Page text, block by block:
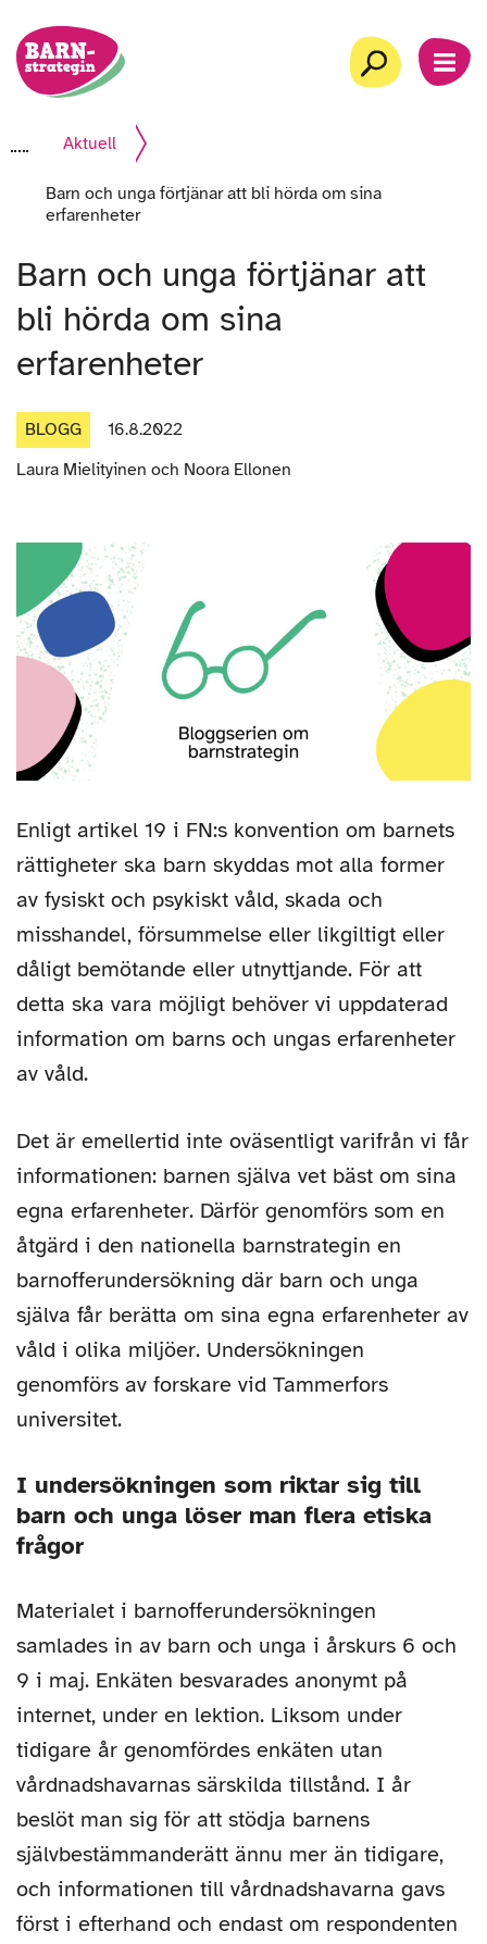
till
innehåll
Startsida
Sök
Aktuell
Barn och unga förtjänar att bli hörda om sina
erfarenheter
Barn och unga förtjänar att
bli hörda om sina
erfarenheter
BLOGG
16.8.2022
Artikelns
Laura Mielityinen och Noora Ellonen
Enligt artikel 19 i FN:s konvention om barnets
rättigheter ska barn skyddas mot alla former
av fysiskt och psykiskt våld, skada och
misshandel, försummelse eller likgiltigt eller
dåligt bemötande eller utnyttjande. För att
detta ska vara möjligt behöver vi uppdaterad
information om barns och ungas erfarenheter
av våld.
Det är emellertid inte oväsentligt varifrån vi får
informationen: barnen själva vet bäst om sina
egna erfarenheter. Därför genomförs som en
åtgärd i den nationella barnstrategin en
barnofferundersökning där barn och unga
själva får berätta om sina egna erfarenheter av
våld i olika miljöer. Undersökningen
genomförs av forskare vid Tammerfors
universitet.
I undersökningen som riktar sig till
barn och unga löser man flera etiska
frågor
Materialet i barnofferundersökningen
samlades in av barn och unga i årskurs 6 och
9 i maj. Enkäten besvarades anonymt på
internet, under en lektion. Liksom under
tidigare år genomfördes enkäten utan
vårdnadshavarnas särskilda tillstånd. I år
beslöt man sig för att stödja barnens
självbestämmanderätt ännu mer än tidigare,
och informationen till vårdnadshavarna gavs
först i efterhand och endast om respondenten